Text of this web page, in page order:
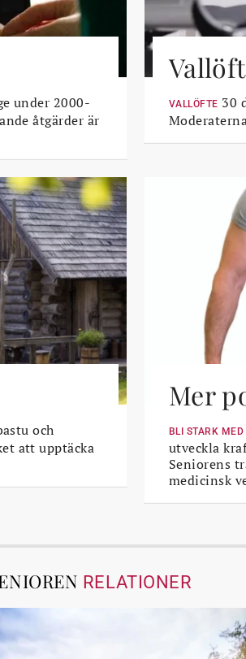
under 2000-
åtgärder är
VALLÖFTE 30
och
att upptäcka
Mer
BLI STARK
utveckla
Seniorens
medicinsk
RELATIONER